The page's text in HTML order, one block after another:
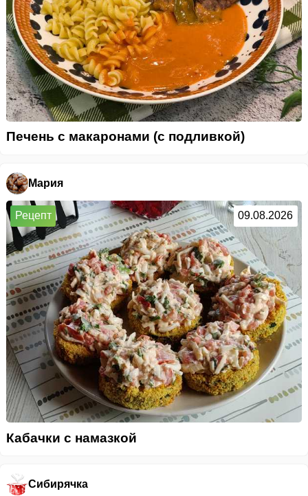
Печень с макаронами (с подливкой)
Мария
Рецепт 09.08.2026
Кабачки с намазкой
Сибирячка